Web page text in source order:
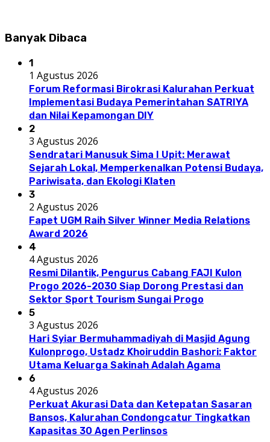
Banyak Dibaca
1
1 Agustus 2026
Forum Reformasi Birokrasi Kalurahan Perkuat
Implementasi Budaya Pemerintahan SATRIYA
dan Nilai Kepamongan DIY
2
3 Agustus 2026
Sendratari Manusuk Sima I Upit: Merawat
Sejarah Lokal, Memperkenalkan Potensi Budaya,
Pariwisata, dan Ekologi Klaten
3
2 Agustus 2026
Fapet UGM Raih Silver Winner Media Relations
Award 2026
4
4 Agustus 2026
Resmi Dilantik, Pengurus Cabang FAJI Kulon
Progo 2026-2030 Siap Dorong Prestasi dan
Sektor Sport Tourism Sungai Progo
5
3 Agustus 2026
Hari Syiar Bermuhammadiyah di Masjid Agung
Kulonprogo, Ustadz Khoiruddin Bashori: Faktor
Utama Keluarga Sakinah Adalah Agama
6
4 Agustus 2026
Perkuat Akurasi Data dan Ketepatan Sasaran
Bansos, Kalurahan Condongcatur Tingkatkan
Kapasitas 30 Agen Perlinsos